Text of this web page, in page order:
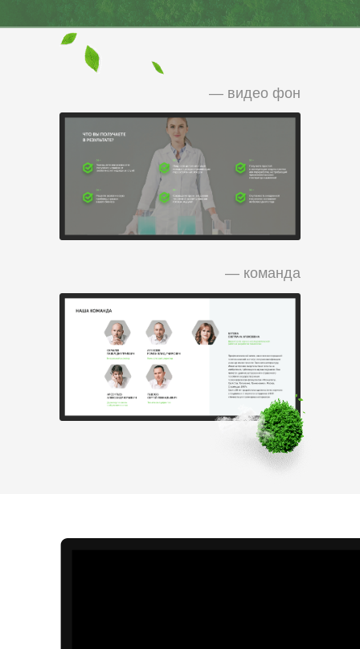
— видео фон
— команда